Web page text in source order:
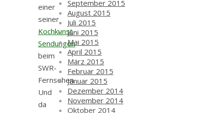
einer
seiner
Kochkunst
Sendungen
beim
SWR-
Fernsehen.
Und
da
September 2015
August 2015
Juli 2015
Juni 2015
Mai 2015
April 2015
März 2015
Februar 2015
Januar 2015
Dezember 2014
November 2014
Oktober 2014